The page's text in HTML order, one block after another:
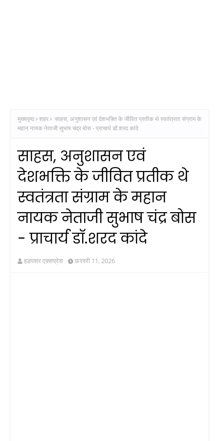
मुख्यपृष्ठ शहर
साहस, अनुशासन एवं देशभक्ति के जीवित प्रतीक थे स्वतंत्रता संग्राम के
महान नायक नेताजी सुभाष चंद्र बोस - प्राचार्य डॉ.शरद कांदे
साहस, अनुशासन एवं
देशभक्ति के जीवित प्रतीक थे
स्वतंत्रता संग्राम के महान
नायक नेताजी सुभाष चंद्र बोस
- प्राचार्य डॉ.शरद कांदे
हडपसर एक्सप्रेस फ़रवरी 11, 2026